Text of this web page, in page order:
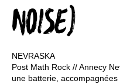
NOISE)
NEVRASKA
Post Math Rock // Annecy
une batterie,